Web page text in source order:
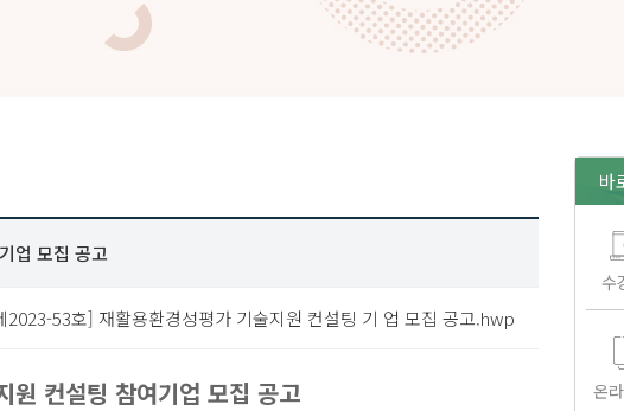
내정보관리
업 모집 공고
2023-53호] 재활용환경성평가 기술지원 컨설팅 기 업 모집 공고.hwp
컨설팅 참여기업 모집 공고
바
수
온